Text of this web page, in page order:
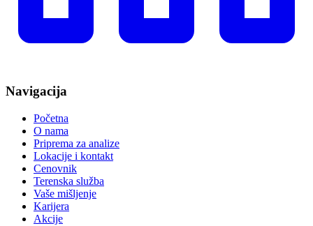
Navigacija
Početna
O nama
Priprema za analize
Lokacije i kontakt
Cenovnik
Terenska služba
Vaše mišljenje
Karijera
Akcije